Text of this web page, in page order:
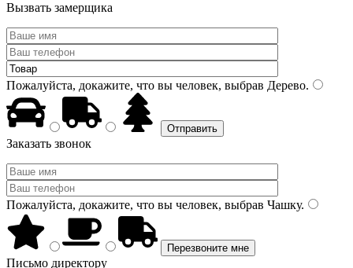
Вызвать замерщика
Пожалуйста, докажите, что вы человек, выбрав Дерево.
Заказать звонок
Пожалуйста, докажите, что вы человек, выбрав Чашку.
Письмо директору